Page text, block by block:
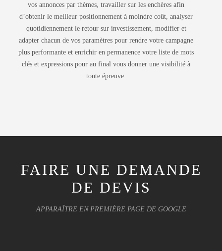
vos annonces par thèmes, travailler sur les enchères afin
d’obtenir le meilleur positionnement à moindre coût, analyser
quotidiennement le retour sur investissement, modifier et
adapter chacun de vos paramètres pour rendre votre campagne
plus performante et enrichir en permanence votre liste de mots
clés et expressions pour au final vous donner une visibilité à
toute épreuve.
FAIRE UNE DEMANDE
DE DEVIS
APPARAÎTRE EN PREMIÈRE PAGE DE GOOGLE